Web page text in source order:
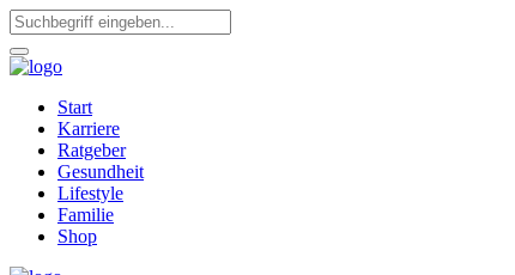
Start
Karriere
Ratgeber
Gesundheit
Lifestyle
Familie
Shop